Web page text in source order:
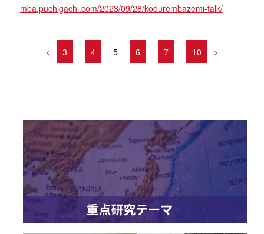
mba.puchigachi.com/2023/09/28/kodurembazemi-talk/
< 3 4 5 6 7 10 >